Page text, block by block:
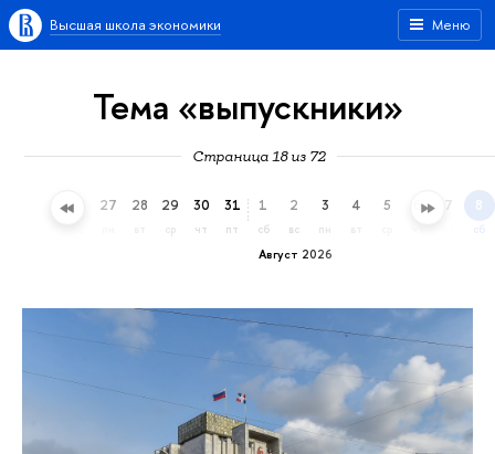
Меню
Высшая школа экономики
Тема «выпускники»
Страница 18 из 72
26 27 28 29
ср
30
чт
31
пт
Август 2026
1
сб
2
вс
3
пн
4 5 6 7 8
сб